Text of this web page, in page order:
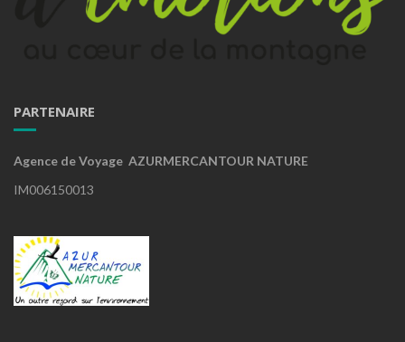
PARTENAIRE
Agence de Voyage AZURMERCANTOUR NATURE
IM006150013